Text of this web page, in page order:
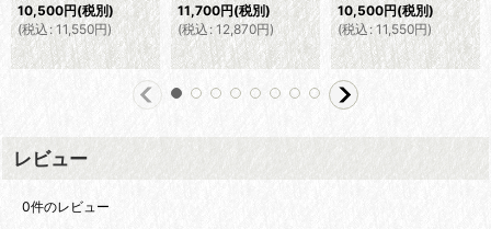
10,500円(税別)
(税込: 11,550円)
11,700円(税別)
(税込: 12,870円)
10,500円(税別)
(税込: 11,550円)
レビュー
0件のレビュー